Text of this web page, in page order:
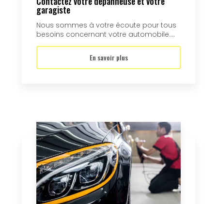
garagiste
Nous sommes à votre écoute pour tous
besoins concernant votre automobile....
En savoir plus